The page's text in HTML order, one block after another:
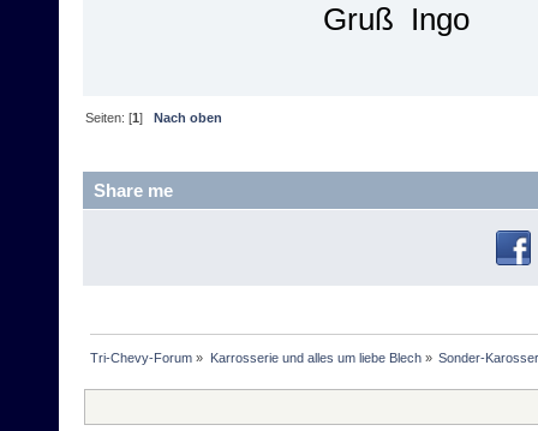
Gruß Ingo
Seiten: [1] Nach oben
Share me
Tri-Chevy-Forum » Karrosserie und alles um liebe Blech» Sonder-